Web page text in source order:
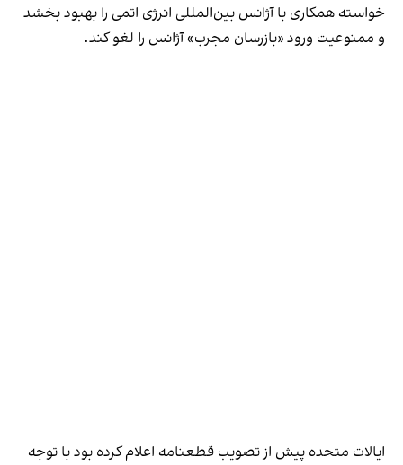
خواسته همکاری با آژانس بین‌المللی انرژی اتمی را بهبود بخشد
و ممنوعیت ورود «بازرسان مجرب» آژانس را لغو کند.
ایالات متحده پیش از تصویب قطعنامه اعلام کرده بود با توجه